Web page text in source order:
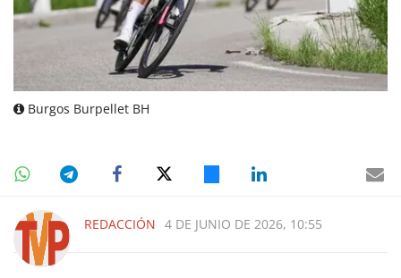
Burgos Burpellet BH
REDACCIÓN 4 DE JUNIO DE 2026, 10:55